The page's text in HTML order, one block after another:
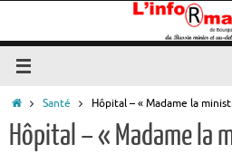
contenu
Accueil
Santé Hôpital – « Madame la
Hôpital – « Madame la